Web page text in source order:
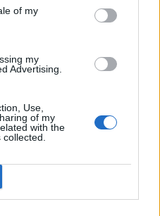
of my
my
Advertising.
Use,
of my
with the
2026
serà una oportunitat també
de les Festes Majors
més